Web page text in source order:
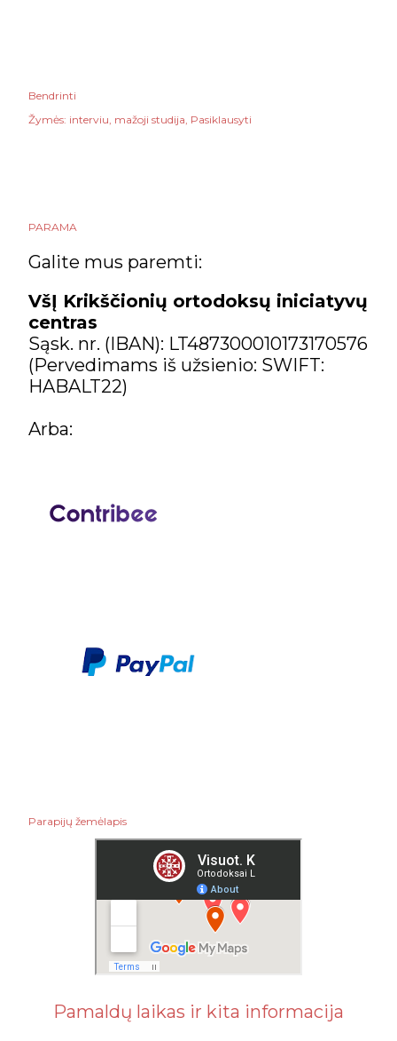
Bendrinti
Žymės: interviu mažoji studija Pasiklausyti
PARAMA
Galite mus paremti:
VšĮ Krikščionių ortodoksų iniciatyvų
centras
Sąsk. nr. (IBAN): LT487300010173170576
(Pervedimams iš užsienio: SWIFT:
HABALT22)
Arba:
Parapijų žemėlapis
Pamaldų laikas ir kita informacija